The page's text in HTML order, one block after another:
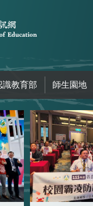
識教育部 師生園地